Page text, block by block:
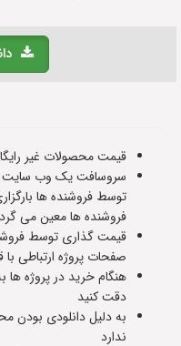
قیمت محصولات غیر
سروسافت یک وب سایت
توسط فروشنده ها
فروشنده ها معین می
قیمت گذاری توسط
صفحات پروژه ارتباطی با
هنگام خرید در پروژه ها
دقت کنید
به دلیل دانلودی بودن
ندارد